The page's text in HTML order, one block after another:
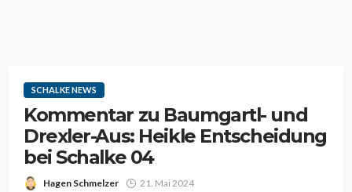
SCHALKE NEWS
Kommentar zu Baumgartl- und
Drexler-Aus: Heikle Entscheidung
bei Schalke 04
Hagen Schmelzer 21. Mai 2024